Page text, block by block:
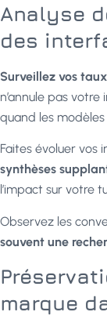
Analyse
des
Surveillez vos
n’annule pas
quand les
Faites évoluer vos
synthèses
l’impact sur votre
Observez les
souvent une
marque